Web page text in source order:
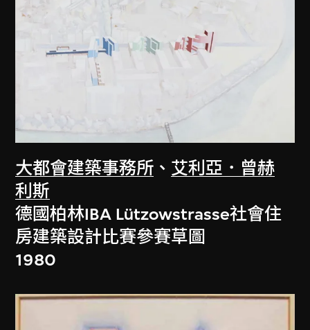
大都會建築事務所 、 艾利亞．曾赫
利斯
德國柏林IBA Lützowstrasse社會住
房建築設計比賽參賽草圖
1980